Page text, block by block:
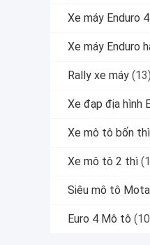
Xe máy Enduro
Xe máy Enduro
Rally xe máy (13)
Xe đạp địa hình
Xe mô tô bốn thì
Xe mô tô 2 thì
Siêu mô tô
Euro 4 Mô tô